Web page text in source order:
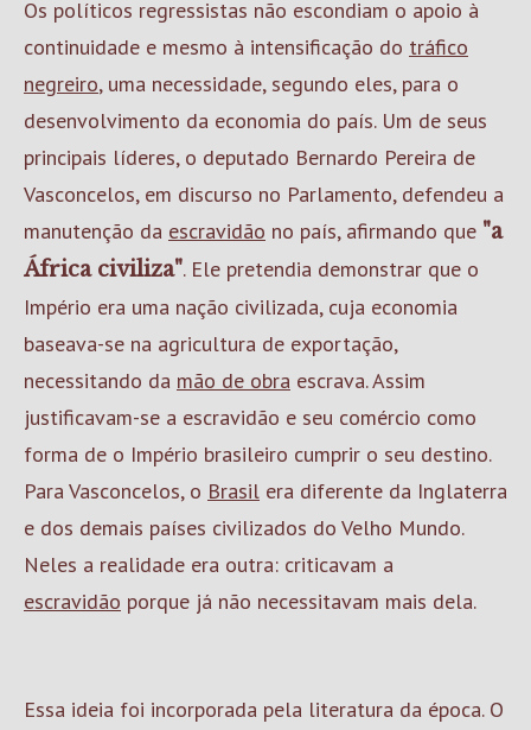
Os políticos regressistas não escondiam o apoio à
continuidade e mesmo à intensificação do tráfico
negreiro, uma necessidade, segundo eles, para o
desenvolvimento da economia do país. Um de seus
principais líderes, o deputado Bernardo Pereira de
Vasconcelos, em discurso no Parlamento, defendeu a
manutenção da escravidão no país, afirmando que "a
África civiliza". Ele pretendia demonstrar que o
Império era uma nação civilizada, cuja economia
baseava-se na agricultura de exportação,
necessitando da mão de obra escrava. Assim
justificavam-se a escravidão e seu comércio como
forma de o Império brasileiro cumprir o seu destino.
Para Vasconcelos, o Brasil era diferente da Inglaterra
e dos demais países civilizados do Velho Mundo.
Neles a realidade era outra: criticavam a
escravidão porque já não necessitavam mais dela.
Essa ideia foi incorporada pela literatura da época. O